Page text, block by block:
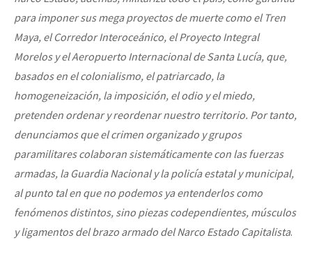
para imponer sus mega proyectos de muerte como el Tren
Maya, el Corredor Interoceánico, el Proyecto Integral
Morelos y el Aeropuerto Internacional de Santa Lucía, que,
basados en el colonialismo, el patriarcado, la
homogeneización, la imposición, el odio y el miedo,
pretenden ordenar y reordenar nuestro territorio. Por tanto,
denunciamos que el crimen organizado y grupos
paramilitares colaboran sistemáticamente con las fuerzas
armadas, la Guardia Nacional y la policía estatal y municipal,
al punto tal en que no podemos ya entenderlos como
fenómenos distintos, sino piezas codependientes, músculos
y ligamentos del brazo armado del Narco Estado Capitalista.